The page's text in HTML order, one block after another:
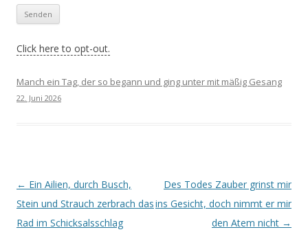
Click here to opt-out.
Manch ein Tag, der so begann und ging unter mit mäßig Gesang
22. Juni 2026
Beitrags-
Navigation
← Ein Ailien, durch Busch,
Stein und Strauch zerbrach das
Rad im Schicksalsschlag
Des Todes Zauber grinst mir
ins Gesicht, doch nimmt er mir
den Atem nicht →